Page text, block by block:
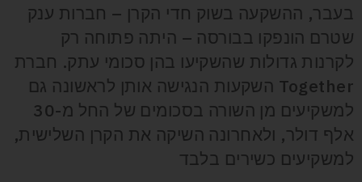
בעבר, ההשקעה בשוק חדי הקרן – חברות ענק
שטרם הונפקו בבורסה – היתה פתוחה רק
לקרנות גדולות שהשקיעו בהן סכומי עתק. חברת
Together השקעות הנגישה אותן לראשונה גם
למשקיעים מן השורה בסכומים של החל מ-30
אלף דולר, ולאחרונה השיקה את הקרן השלישית,
למשקיעים כשירים בלבד